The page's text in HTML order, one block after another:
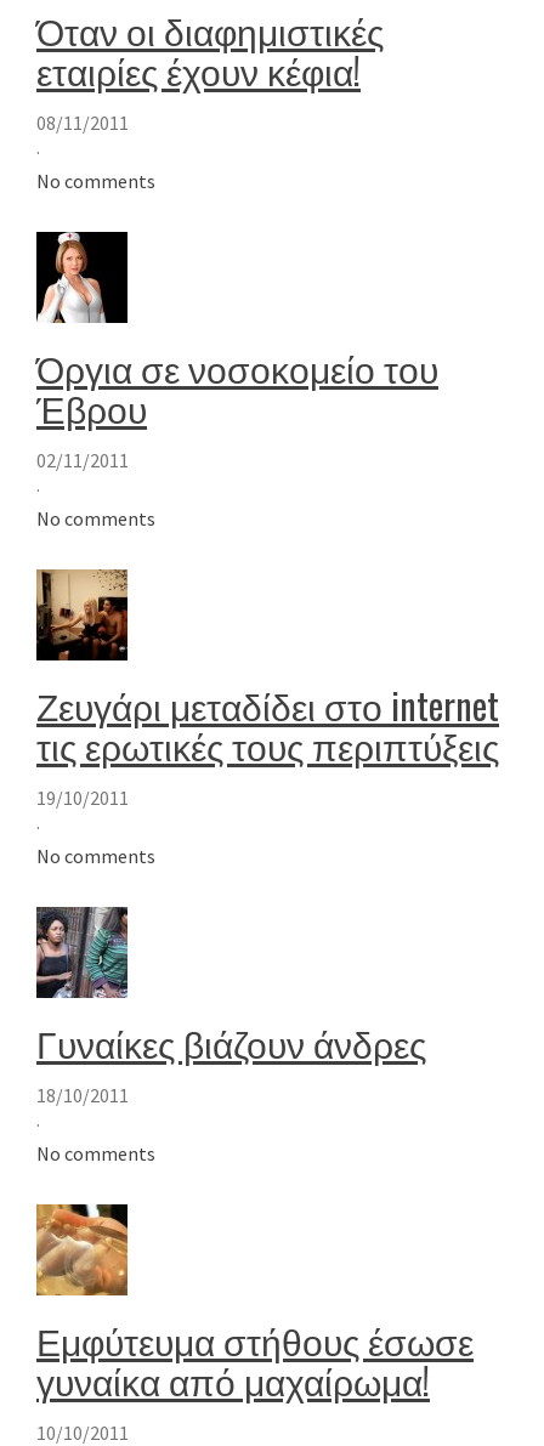
Όταν οι διαφημιστικές
εταιρίες έχουν κέφια!
08/11/2011
·
No comments
Όργια σε νοσοκομείο του
Έβρου
02/11/2011
·
No comments
Ζευγάρι μεταδίδει στο internet
τις ερωτικές τους περιπτύξεις
19/10/2011
·
No comments
Γυναίκες βιάζουν άνδρες
18/10/2011
·
No comments
Εμφύτευμα στήθους έσωσε
γυναίκα από μαχαίρωμα!
10/10/2011